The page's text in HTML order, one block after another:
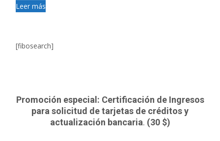
Leer más
[fibosearch]
Promoción especial: Certificación de Ingresos
para solicitud de tarjetas de créditos y
actualización bancaria. (30 $)